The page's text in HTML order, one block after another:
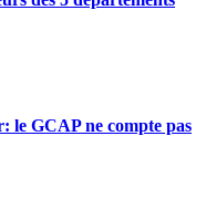
le GCAP ne compte pas